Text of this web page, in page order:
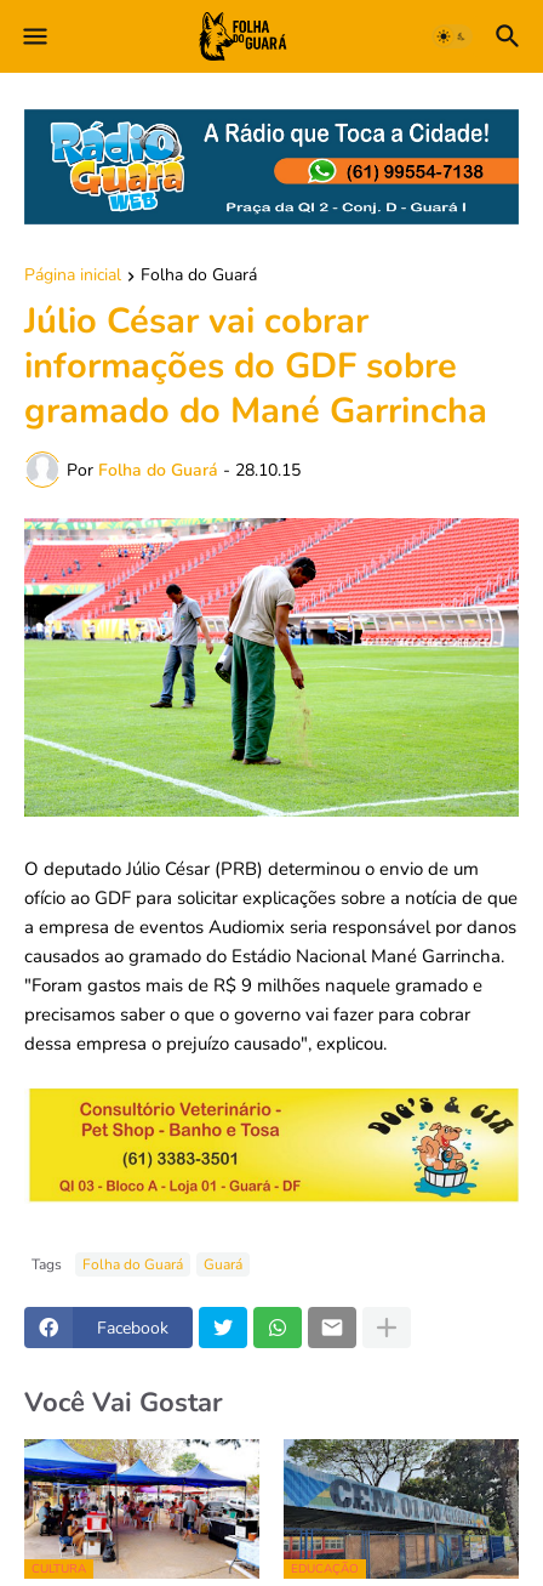
Página inicial Folha do Guará
Júlio César vai cobrar
informações do GDF sobre
gramado do Mané Garrincha
Por Folha do Guará - 28.10.15
O deputado Júlio César (PRB) determinou o envio de um
ofício ao GDF para solicitar explicações sobre a notícia de que
a empresa de eventos Audiomix seria responsável por danos
causados ao gramado do Estádio Nacional Mané Garrincha.
"Foram gastos mais de R$ 9 milhões naquele gramado e
precisamos saber o que o governo vai fazer para cobrar
dessa empresa o prejuízo causado", explicou.
Tags Folha do Guará Guará
Facebook
Você Vai Gostar
CULTURA EDUCAÇÃO